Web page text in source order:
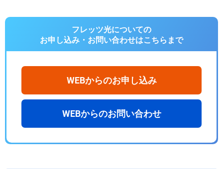
フレッツ光についての
お申し込み・お問い合わせはこちらまで
WEBからのお申し込み
WEBからのお問い合わせ